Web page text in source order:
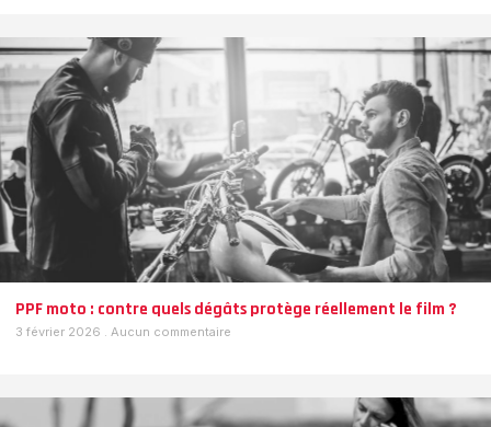
PPF moto : contre quels dégâts protège réellement le film ?
3 février 2026 Aucun commentaire